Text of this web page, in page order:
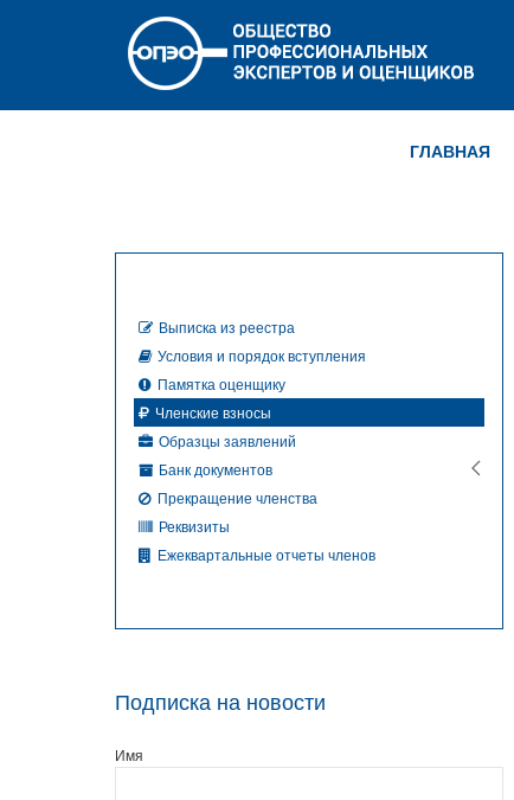
ГЛАВНАЯ
Выписка из реестра
Условия и порядок вступления
Памятка оценщику
Членские взносы
Образцы заявлений
Банк документов
Прекращение членства
Реквизиты
Ежеквартальные отчеты членов
Подписка на новости
Имя